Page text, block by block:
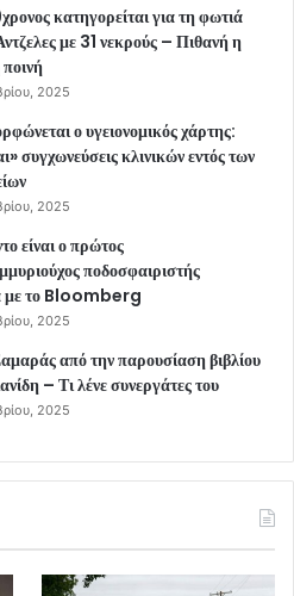
κατηγορείται για τη φωτιά
με 31 νεκρούς – Πιθανή η
2025
ο υγειονομικός χάρτης:
συγχωνεύσεις κλινικών εντός των
2025
είναι ο πρώτος
ποδοσφαιριστής
με το Bloomberg
2025
από την παρουσίαση βιβλίου
– Τι λένε συνεργάτες του
2025